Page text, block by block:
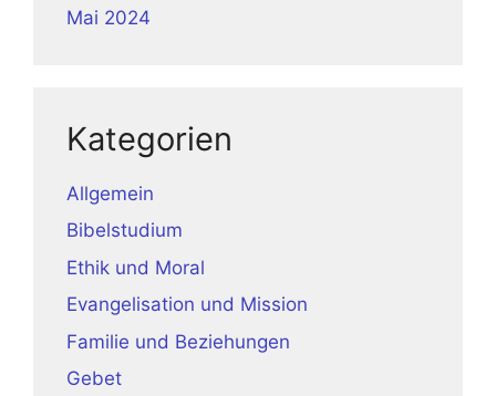
Mai 2024
Kategorien
Allgemein
Bibelstudium
Ethik und Moral
Evangelisation und Mission
Familie und Beziehungen
Gebet